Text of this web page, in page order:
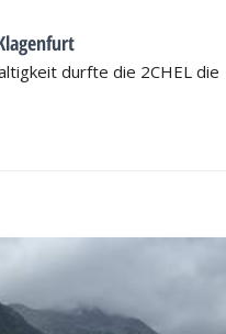
durfte die 2CHEL die